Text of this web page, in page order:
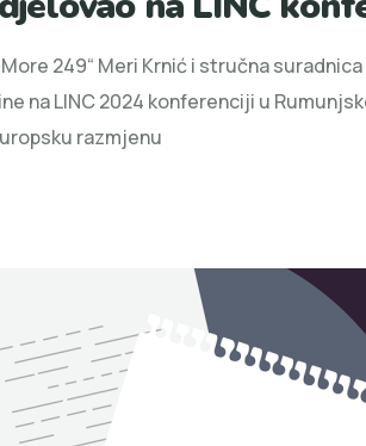
249“ Meri Krnić i stručna
na LINC 2024 konferenciji u
razmjenu